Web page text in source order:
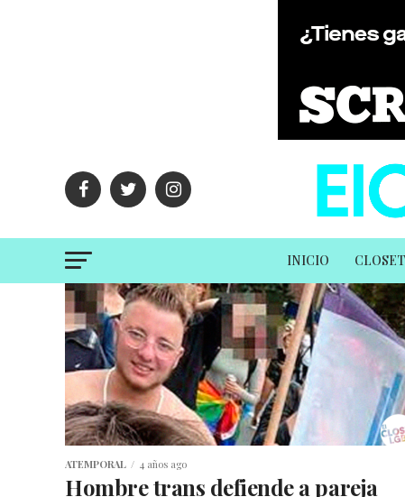
INICIO
ATEMPORAL 4 años ago
Hombre trans defiende a pareja